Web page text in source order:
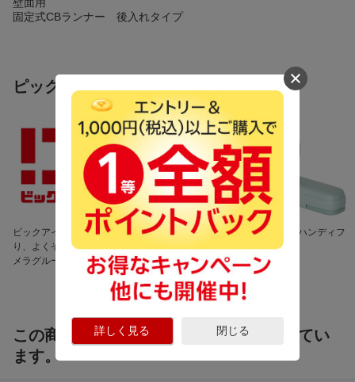
詳しく見る 閉じる
固定式CBランナー 後入れタイプ
ピックアップ商品
ビックアイデア 良いよ
り、よくぞ。 ビックカ
メラグループのオリジナ
話題の保冷剤が勢ぞろ
暑さ対策に ハンディフ
この商品を見た人は、こちらの商品も見てい
ます。